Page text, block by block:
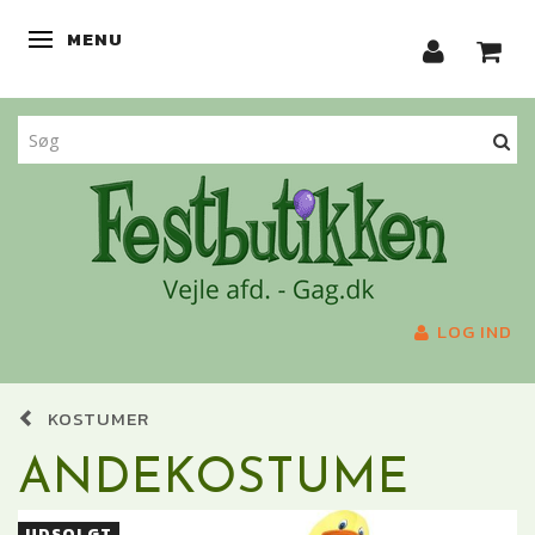
SKIFTE NAVIGATION
MENU
LOG IND
KOSTUMER
ANDEKOSTUME